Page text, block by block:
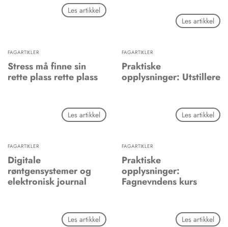
Les artikkel
Les artikkel
FAGARTIKLER
Stress må finne sin
rette plass rette plass
Les artikkel
FAGARTIKLER
Praktiske
opplysninger: Utstillere
Les artikkel
FAGARTIKLER
Digitale
røntgensystemer og
elektronisk journal
Les artikkel
FAGARTIKLER
Praktiske
opplysninger:
Fagnevndens kurs
Les artikkel